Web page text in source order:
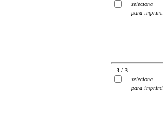
seleciona
para
3 / 3
seleciona
para